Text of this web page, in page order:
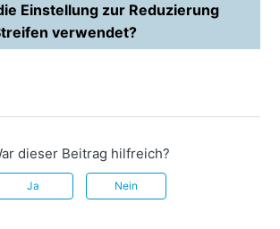
Einstellung zur Reduzierung
verwendet?
dieser Beitrag hilfreich?
Ja Nein